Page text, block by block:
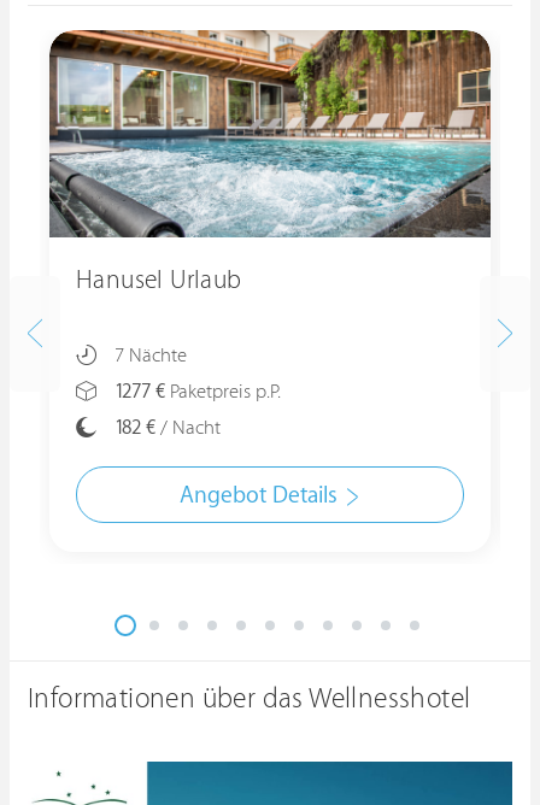
Hanusel Urlaub
7 Nächte
1277 € Paketpreis p.P.
182 € / Nacht
Angebot Details
Informationen über das Wellnesshotel